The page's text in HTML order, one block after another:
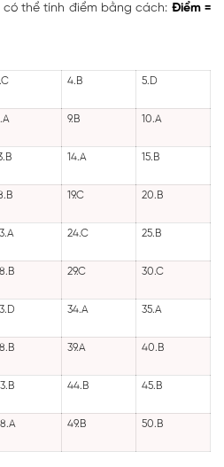
thể tính điểm bằng cách: Điểm =
4.B 5.D
9.B 10.A
14.A 15.B
19.C 20.B
24.C 25.B
29.C 30.C
34.A 35.A
39.A 40.B
44.B 45.B
49.B 50.B